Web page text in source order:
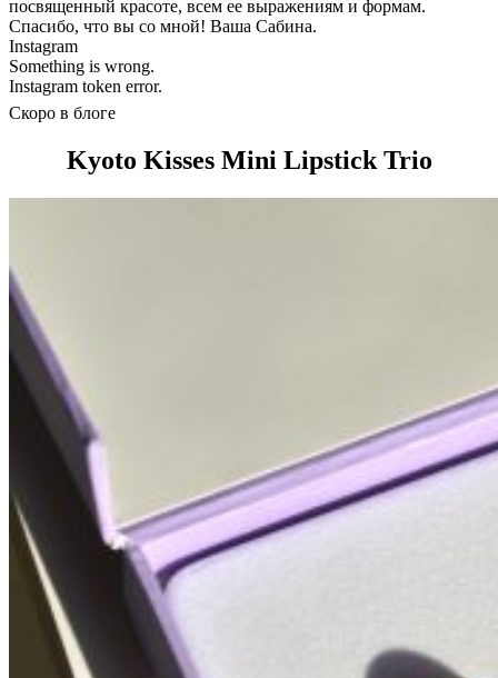
посвященный красоте, всем ее выражениям и формам.
Спасибо, что вы со мной! Ваша Сабина.
Instagram
Something is wrong.
Instagram token error.
Скоро в блоге
Kyoto Kisses Mini Lipstick Trio